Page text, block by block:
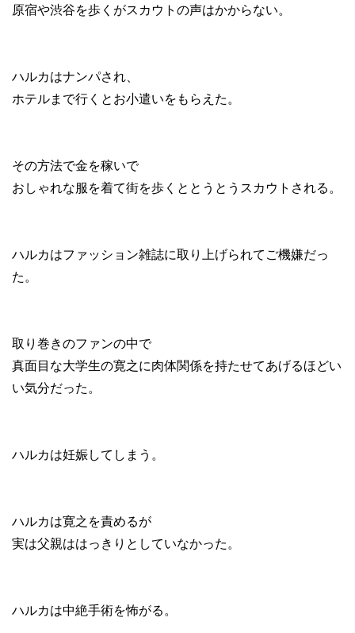
原宿や渋谷を歩くがスカウトの声はかからない。
ハルカはナンパされ、
ホテルまで行くとお小遣いをもらえた。
その方法で金を稼いで
おしゃれな服を着て街を歩くととうとうスカウトされる。
ハルカはファッション雑誌に取り上げられてご機嫌だっ
た。
取り巻きのファンの中で
真面目な大学生の寛之に肉体関係を持たせてあげるほどい
い気分だった。
ハルカは妊娠してしまう。
ハルカは寛之を責めるが
実は父親ははっきりとしていなかった。
ハルカは中絶手術を怖がる。